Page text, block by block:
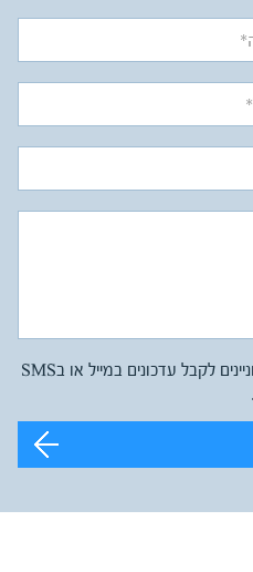
אנחנו מעוניינים לקבל עדכונים במייל או בSMS